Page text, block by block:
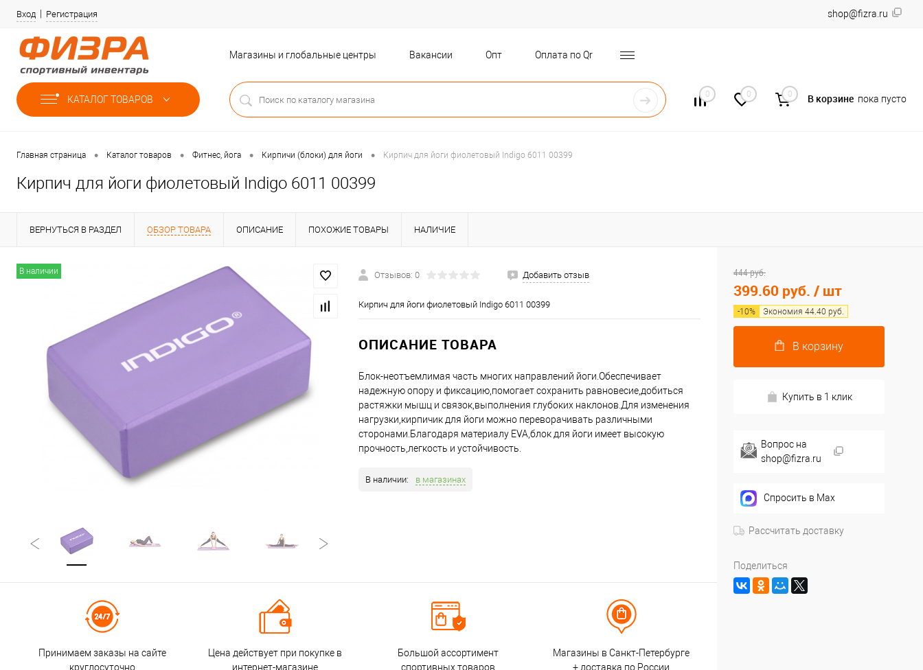
Вход Регистрация shop@fizra.ru
Магазины и глобальные центры Вакансии Опт Оплата по Qr
КАТАЛОГ ТОВАРОВ 0 0 0 В корзине пока пусто
Главная страница • Каталог товаров • Фитнес, йога • Кирпичи (блоки) для йоги • Кирпич для йоги фиолетовый Indigo 6011 00399
Кирпич для йоги фиолетовый Indigo 6011 00399
ВЕРНУТЬСЯ В РАЗДЕЛ ОБЗОР ТОВАРА ОПИСАНИЕ ПОХОЖИЕ ТОВАРЫ НАЛИЧИЕ
В наличии Отзывов: 0 Добавить отзыв
Кирпич для йоги фиолетовый Indigo 6011 00399
ОПИСАНИЕ ТОВАРА
Блок-неотъемлимая часть многих направлений йоги.Обеспечивает
надежную опору и фиксацию,помогает сохранить равновесие,добиться
растяжки мышц и связок,выполнения глубоких наклонов.Для изменения
нагрузки,кирпичик для йоги можно переворачивать различными
сторонами.Благодаря материалу EVA,блок для йоги имеет высокую
прочность,легкость и устойчивость.
В наличии: в магазинах
Принимаем заказы на сайте
круглосуточно
Цена действует при покупке в
интернет-магазине
Большой ассортимент
спортивных товаров
Магазины в Санкт-Петербурге
+ доставка по России
444 руб.
399.60 руб. / шт
-10% Экономия 44.40 руб.
В корзину
Купить в 1 клик
Вопрос на
shop@fizra.ru
Спросить в Max
Рассчитать доставку
Поделиться